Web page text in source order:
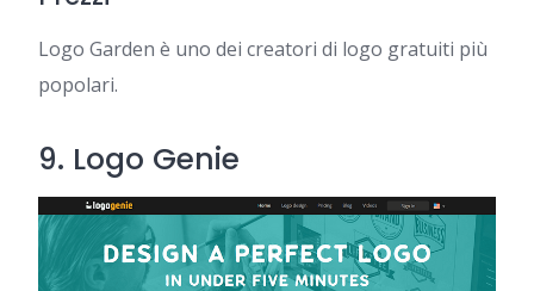
Logo Garden è uno dei creatori di logo gratuiti più
popolari.
9. Logo Genie